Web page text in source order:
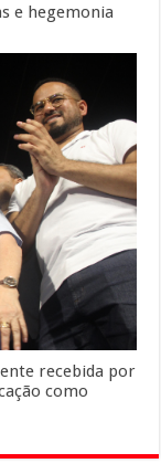
e hegemonia
recebida por
como